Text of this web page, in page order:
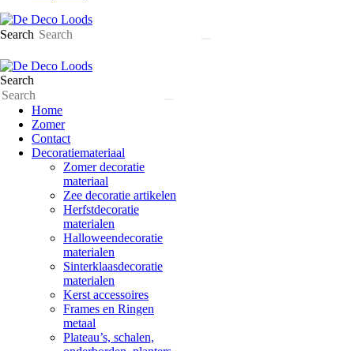
Search
Search
Home
Zomer
Contact
Decoratiemateriaal
Zomer decoratie
materiaal
Zee decoratie artikelen
Herfstdecoratie
materialen
Halloweendecoratie
materialen
Sinterklaasdecoratie
materialen
Kerst accessoires
Frames en Ringen
metaal
Plateau’s, schalen,